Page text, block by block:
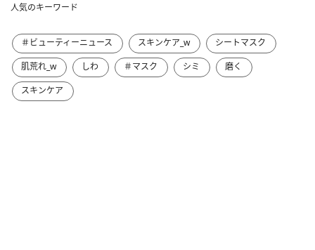
人気のキーワード
＃ビューティーニュース スキンケア_w
シートマスク
肌荒れ_w
しわ ＃マスク シミ
磨く
スキンケア